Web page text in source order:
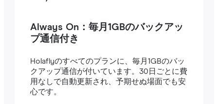
Always On：毎月1GBのバックアッ
プ通信付き
Holaflyのすべてのプランに、毎月1GBのバッ
クアップ通信が付いています。30日ごとに費
用なしで自動更新され、予期せぬ場面でも安
心です。